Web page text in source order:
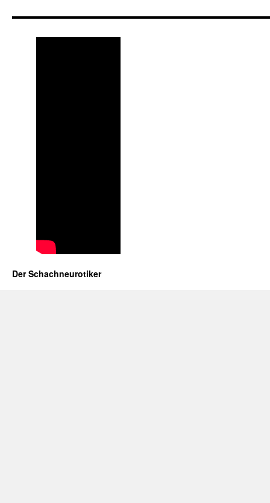
Der Schachneurotiker